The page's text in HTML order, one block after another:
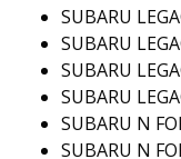
SUBARU
SUBARU
SUBARU
SUBARU
SUBARU N
SUBARU N